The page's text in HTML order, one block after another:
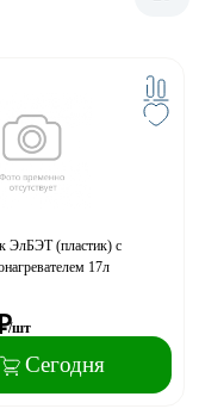
ЭлБЭТ (пластик) с
17л
/шт
Сегодня